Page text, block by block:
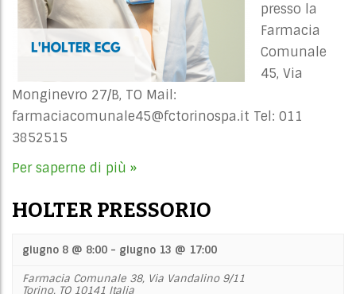
presso la
Farmacia
Comunale
45, Via
Monginevro 27/B, TO Mail:
farmaciacomunale45@fctorinospa.it Tel: 011
3852515
Per saperne di più »
HOLTER PRESSORIO
giugno 8 @ 8:00 - giugno 13 @ 17:00
Farmacia Comunale 38, Via Vandalino 9/11
Torino, TO 10141 Italia